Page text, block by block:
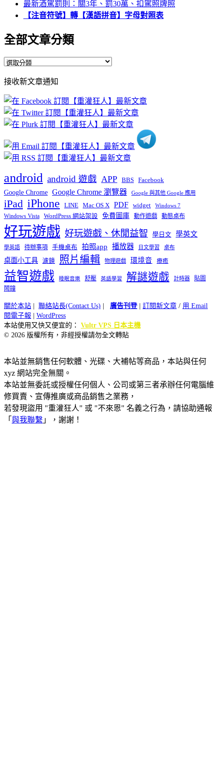
最新酒駕罰則：關3年、罰30萬、扣駕照牌照
【注音符號】轉【漢語拼音】字母對照表
全部文章分類
全
文
章
分
類
接收新文章通知
android android 遊戲 APP BBS Facebook
Google Chrome Google Chrome 瀏覽器 Google 與其他 Google 應用
iPad iPhone LINE Mac OS X PDF widget Windows 7
Windows Vista WordPress 網站架設 免費圖庫 動作遊戲 動態桌布
好玩遊戲 好玩遊戲、休閒益智 學日文 學英文
學英語 待辦事項 手機桌布 拍照app 播放器 日文學習 桌布
桌面小工具 濾鏡 照片編輯 物理遊戲 環境音 療癒
益智遊戲 睡眠音樂 舒壓 英語學習 解謎遊戲 計時器
貼圖
鬧鐘
關於本站 | 聯絡站長(Contact Us) | 廣告刊登| 訂閱新文章 / 用 Email
閱電子報 | WordPress
本站使用又快又便宜的： Vultr VPS 日本主機
© 2026 版權所有，非經授權請勿全文轉貼
本站並無銷售任何軟體、光碟、大補帖等商品，本站與任何
xyz 網站完全無關。
本站並無委託或授權任何個人、公司或第三者承辦任何電腦維
修買賣、宣傳推廣或商品銷售之業務，
若發現盜用 "重灌狂人" 或 "不來恩" 名義之行為，請協助通報
「 與我聯繫 」，謝謝！